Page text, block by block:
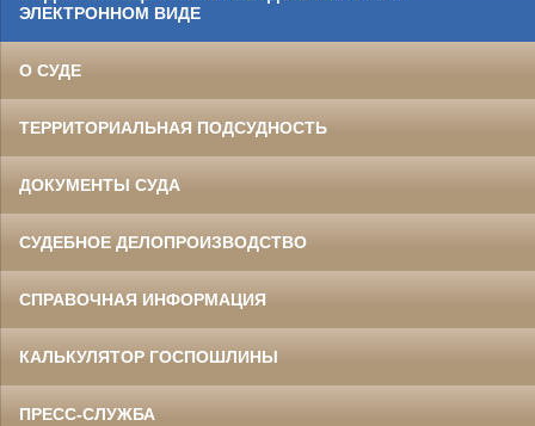
ЭЛЕКТРОННОМ ВИДЕ
О СУДЕ
ТЕРРИТОРИАЛЬНАЯ ПОДСУДНОСТЬ
ДОКУМЕНТЫ СУДА
СУДЕБНОЕ ДЕЛОПРОИЗВОДСТВО
СПРАВОЧНАЯ ИНФОРМАЦИЯ
КАЛЬКУЛЯТОР ГОСПОШЛИНЫ
ПРЕСС-СЛУЖБА